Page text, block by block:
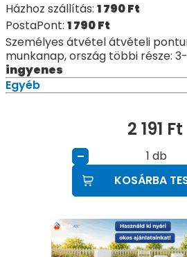
Házhoz szállítás: 1 790Ft
PostaPont: 1 790Ft
Személyes átvétel átvételi
munkanap, ország többi része:
ingyenes
Egyéb
2 191 Ft
– db
KOSÁRBA